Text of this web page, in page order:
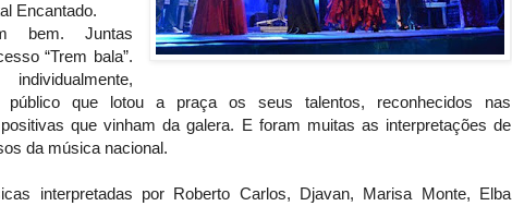
Encantado.
bem. Juntas
“Trem bala”.
público que lotou a praça os seus talentos, reconhecidos nas
que vinham da galera. E foram muitas as interpretações de
da música nacional.
interpretadas por Roberto Carlos, Djavan, Marisa Monte, Elba